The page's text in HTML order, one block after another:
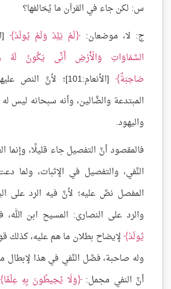
س: لكن جاء في القرآن ما يُخالفها؟
ج: لا، موضعان:
لَمْ يَلِدْ وَلَمْ يُولَدْ
السَّمَاوَاتِ وَالْأَرْضِ أَنَّى يَكُونُ
صَاحِبَةٌ
[الأنعام:101]؛ لأنَّ
المبتدعة والضَّالين، وأنه سبحانه ليس
واليهود.
فالمقصود أنَّ التفصيل جاء قليلًا، وإنما
النَّفي، والتفصيل في الإثبات، ولما
المفصل نصَّ عليه؛ لأنَّ فيه الرد على
والرد على النصارى: المسيح ابن
يُولَدْ لإيضاح بطلان ما هم عليه، كذلك
وله صاحبة، فصَّل النَّفي في هذا لإبطال
أنَّ النفي مجمل: وَلَا يُحِيطُونَ بِهِ عِلْمًا